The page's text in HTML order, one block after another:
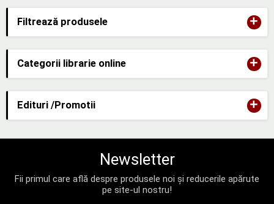
Filtrează produsele +
Categorii librarie online +
Edituri /Promotii +
Newsletter
Fii primul care află despre produsele noi și reducerile apărute
pe site-ul nostru!